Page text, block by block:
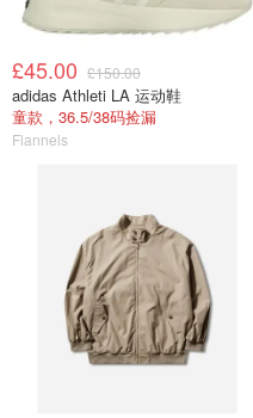
£45.00 £150.00
adidas Athleti LA 运动鞋
童款，36.5/38码捡漏
Flannels